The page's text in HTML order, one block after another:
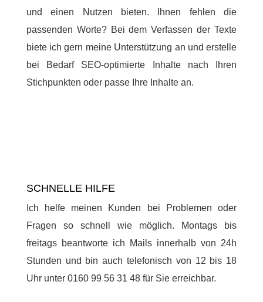
und einen Nutzen bieten. Ihnen fehlen die
passenden Worte? Bei dem Verfassen der Texte
biete ich gern meine Unterstützung an und erstelle
bei Bedarf SEO-optimierte Inhalte nach Ihren
Stichpunkten oder passe Ihre Inhalte an.
SCHNELLE HILFE
Ich helfe meinen Kunden bei Problemen oder
Fragen so schnell wie möglich. Montags bis
freitags beantworte ich Mails innerhalb von 24h
Stunden und bin auch telefonisch von 12 bis 18
Uhr unter 0160 99 56 31 48 für Sie erreichbar.